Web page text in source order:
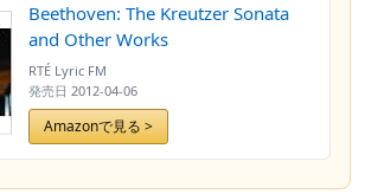
Beethoven: The Kreutzer Sonata
and Other Works
RTÉ Lyric FM
発売日 2012-04-06
Amazonで見る >